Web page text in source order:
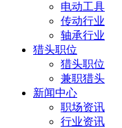
电动工具
传动行业
轴承行业
猎头职位
猎头职位
兼职猎头
新闻中心
职场资讯
行业资讯